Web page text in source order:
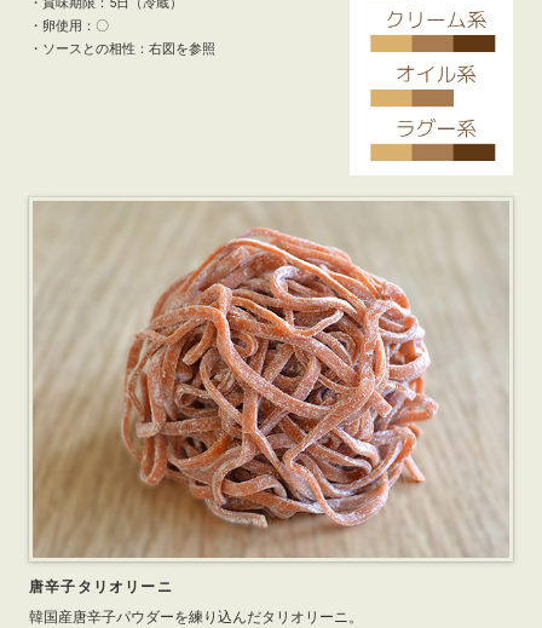
・卵使用：〇
・ソースとの相性：右図を参照
唐辛子タリオリーニ
韓国産唐辛子パウダーを練り込んだタリオリーニ。